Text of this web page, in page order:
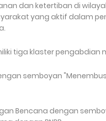
dan ketertiban di
yang aktif dalam
tiga klaster pengabdian
semboyan
Bencana dengan